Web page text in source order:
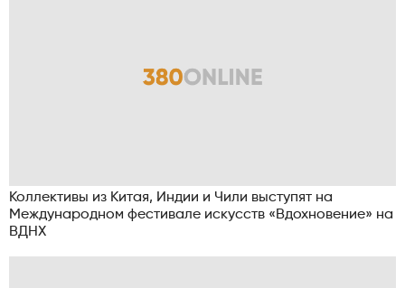
Коллективы из Китая, Индии и Чили выступят на
Международном фестивале искусств «Вдохновение» на
ВДНХ